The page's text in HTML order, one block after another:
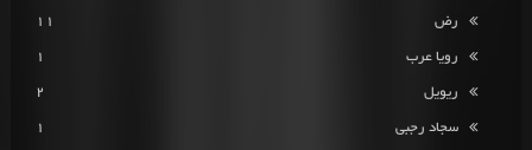
رض 11
رویا عرب 1
ریویل 2
سجاد رجبی 1